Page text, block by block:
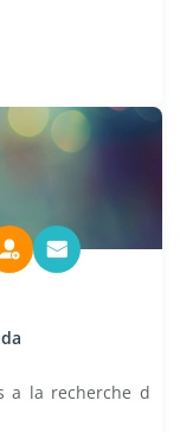
a la recherche d